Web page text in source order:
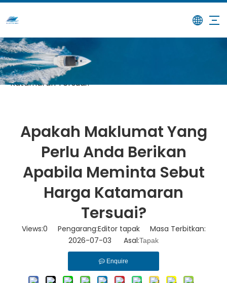
Rumah / Berita
Anda Berikan Apabila Meminta Sebut Harga
Katamaran Tersuai?
Apakah Maklumat Yang
Perlu Anda Berikan
Apabila Meminta Sebut
Harga Katamaran
Tersuai?
Views:0 Pengarang:Editor tapak Masa Terbitkan:
2026-07-03 Asal:Tapak
Enquire